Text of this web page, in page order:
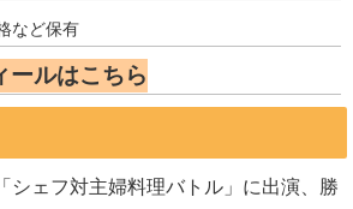
など保有
ールはこちら
シェフ対主婦料理バトル」に出演、勝